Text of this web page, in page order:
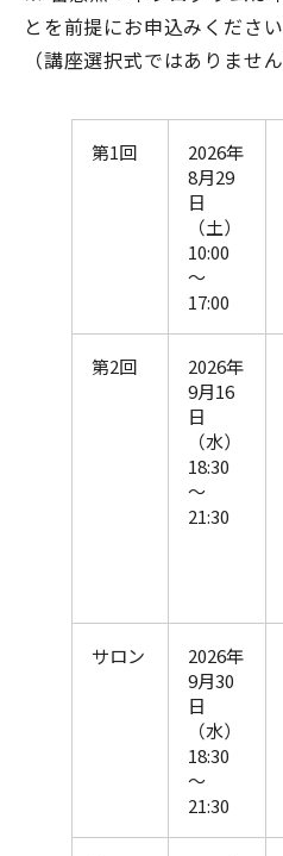
とを前提にお申込みください
（講座選択式ではありません
第1回
2026年
8月29
日
（土）
10:00
～
17:00
第2回
2026年
9月16
日
（水）
18:30
～
21:30
サロン
2026年
9月30
日
（水）
18:30
～
21:30